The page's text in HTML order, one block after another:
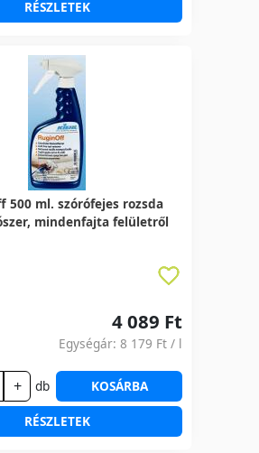
RÉSZLETEK
500 ml. szórófejes rozsda
mindenfajta felületről
4 089 Ft
Egységár: 8 179 Ft / l
+ db KOSÁRBA
RÉSZLETEK